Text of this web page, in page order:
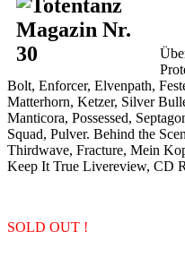
Bolt, Enforcer, Elvenpath,
Matterhorn, Ketzer, Silver
Manticora, Possessed,
Squad, Pulver. Behind the
Thirdwave, Fracture, Mein
Keep It True Livereview, CD
SOLD OUT !